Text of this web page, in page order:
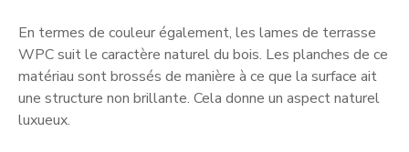
En termes de couleur également, les lames de terrasse
WPC suit le caractère naturel du bois. Les planches de ce
matériau sont brossés de manière à ce que la surface ait
une structure non brillante. Cela donne un aspect naturel
luxueux.